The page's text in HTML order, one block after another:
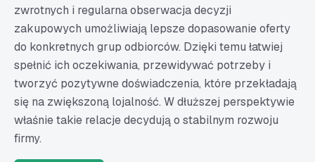
zwrotnych i regularna obserwacja decyzji
zakupowych umożliwiają lepsze dopasowanie oferty
do konkretnych grup odbiorców. Dzięki temu łatwiej
spełnić ich oczekiwania, przewidywać potrzeby i
tworzyć pozytywne doświadczenia, które przekładają
się na zwiększoną lojalność. W dłuższej perspektywie
właśnie takie relacje decydują o stabilnym rozwoju
firmy.